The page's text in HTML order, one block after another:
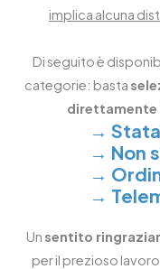
implica alcuna
Di seguito è
categorie: basta
direttamente
→
→ Non
→
→
Un sentito
per il prezioso